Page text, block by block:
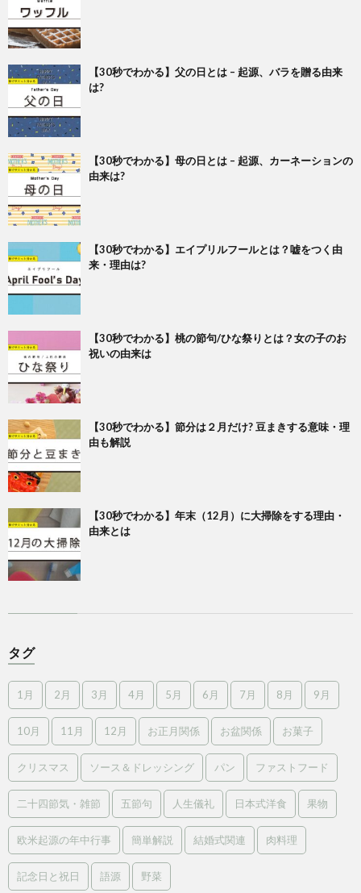
【30秒でわかる】父の日とは – 起源、バラを贈る由来
は?
【30秒でわかる】母の日とは – 起源、カーネーションの
由来は?
【30秒でわかる】エイプリルフールとは？嘘をつく由
来・理由は?
【30秒でわかる】桃の節句/ひな祭りとは？女の子のお
祝いの由来は
【30秒でわかる】節分は２月だけ? 豆まきする意味・理
由も解説
【30秒でわかる】年末（12月）に大掃除をする理由・
由来とは
タグ
1月 2月 3月 4月 5月 6月 7月 8月 9月
10月 11月 12月 お正月関係 お盆関係 お菓子
クリスマス ソース＆ドレッシング パン ファストフード
二十四節気・雑節 五節句 人生儀礼 日本式洋食 果物
欧米起源の年中行事 簡単解説 結婚式関連 肉料理
記念日と祝日 語源 野菜